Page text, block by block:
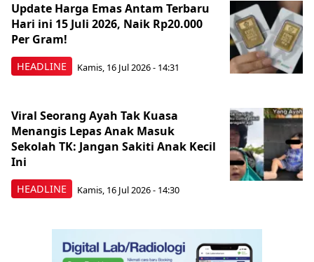
HEADLINE
Update Harga Emas Antam Terbaru
Hari ini 15 Juli 2026, Naik Rp20.000
Per Gram!
Kamis, 16 Jul 2026 - 14:31
HEADLINE
Viral Seorang Ayah Tak Kuasa
Menangis Lepas Anak Masuk
Sekolah TK: Jangan Sakiti Anak Kecil
Ini
Kamis, 16 Jul 2026 - 14:30